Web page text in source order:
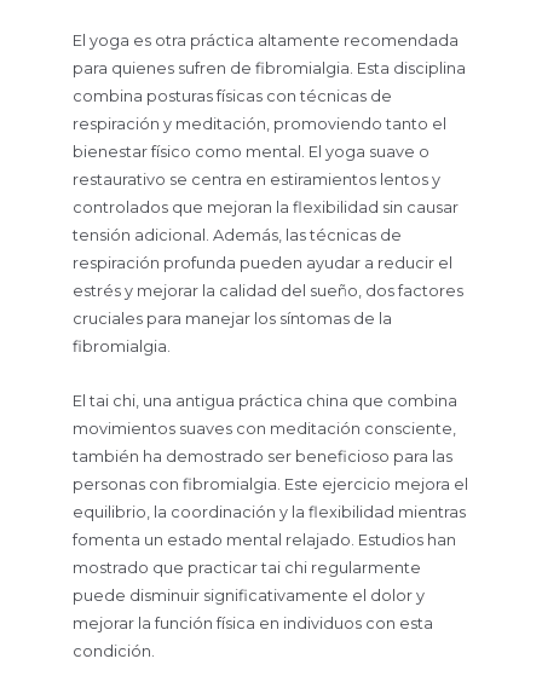
El yoga es otra práctica altamente recomendada
para quienes sufren de fibromialgia. Esta disciplina
combina posturas físicas con técnicas de
respiración y meditación, promoviendo tanto el
bienestar físico como mental. El yoga suave o
restaurativo se centra en estiramientos lentos y
controlados que mejoran la flexibilidad sin causar
tensión adicional. Además, las técnicas de
respiración profunda pueden ayudar a reducir el
estrés y mejorar la calidad del sueño, dos factores
cruciales para manejar los síntomas de la
fibromialgia.
El tai chi, una antigua práctica china que combina
movimientos suaves con meditación consciente,
también ha demostrado ser beneficioso para las
personas con fibromialgia. Este ejercicio mejora el
equilibrio, la coordinación y la flexibilidad mientras
fomenta un estado mental relajado. Estudios han
mostrado que practicar tai chi regularmente
puede disminuir significativamente el dolor y
mejorar la función física en individuos con esta
condición.